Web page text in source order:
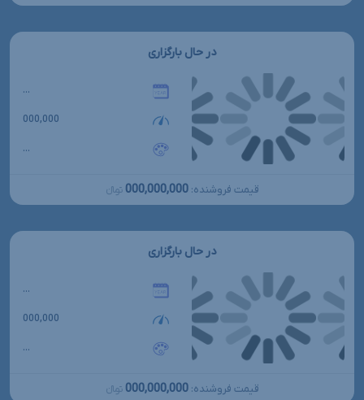
در حال بارگزاری
...
000,000
...
قیمت فروشنده: 000,000,000 تومانءءء
در حال بارگزاری
...
000,000
...
قیمت فروشنده: 000,000,000 تومانءءء